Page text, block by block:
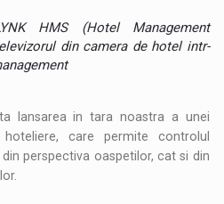
HMS (Hotel Management
din camera de hotel intr-
lansarea in tara noastra a unei
care permite controlul
perspectiva oaspetilor, cat si din